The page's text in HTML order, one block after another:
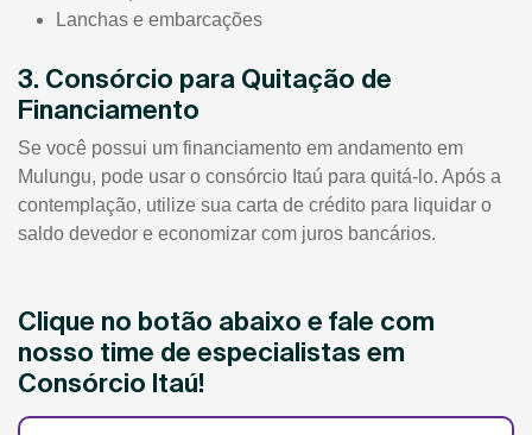
Lanchas e embarcações
3. Consórcio para Quitação de
Financiamento
Se você possui um financiamento em andamento em
Mulungu, pode usar o consórcio Itaú para quitá-lo. Após a
contemplação, utilize sua carta de crédito para liquidar o
saldo devedor e economizar com juros bancários.
Clique no botão abaixo e fale com
nosso time de especialistas em
Consórcio Itaú!